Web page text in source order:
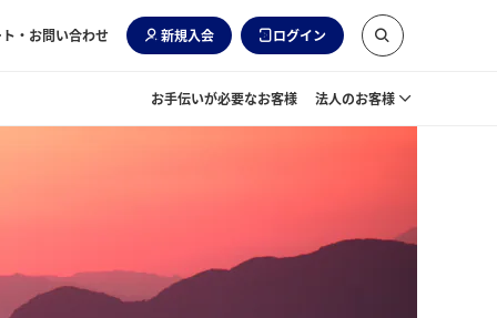
・お問い合わせ 新規入会 ログイン
お手伝いが必要なお客様 法人のお客様